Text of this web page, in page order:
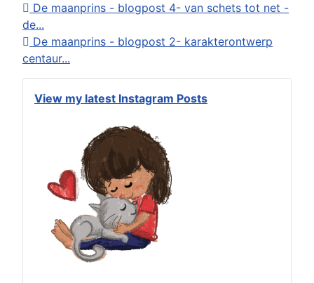
View my latest Instagram Posts
De maanprins - blogpost 4- van schets tot net -
de...
De maanprins - blogpost 2- karakterontwerp
centaur...